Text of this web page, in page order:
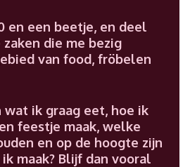
en een beetje, en deel
die me bezig
van food, fröbelen
ik graag eet, hoe ik
feestje maak, welke
en op de hoogte zijn
maak? Blijf dan vooral